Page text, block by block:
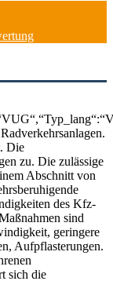
Die
zu. Die zulässige
Abschnitt von
des Kfz-
sind
geringere
Aufpflasterungen.
sich die